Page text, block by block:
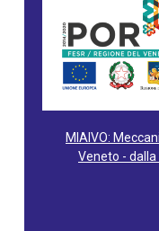
MIAIVO:
Veneto -